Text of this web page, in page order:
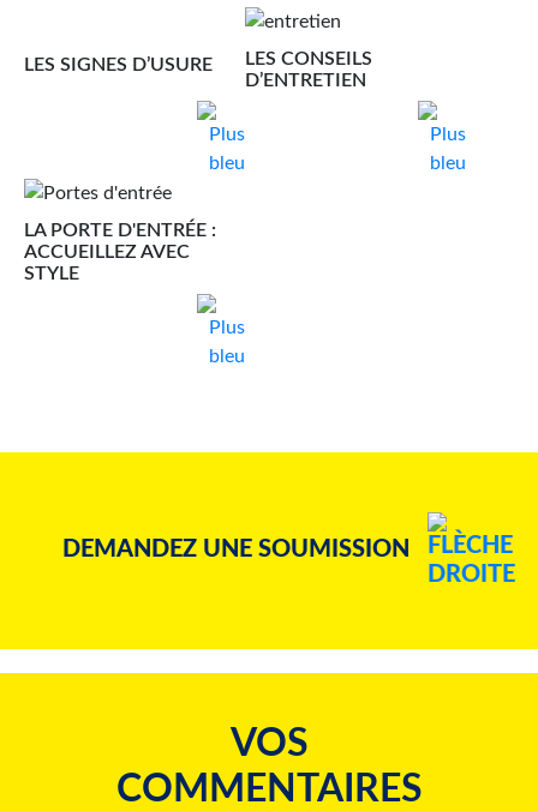
LES SIGNES D’USURE
LES CONSEILS
D’ENTRETIEN
LA PORTE D'ENTRÉE :
ACCUEILLEZ AVEC
STYLE
DEMANDEZ UNE SOUMISSION
VOS
COMMENTAIRES